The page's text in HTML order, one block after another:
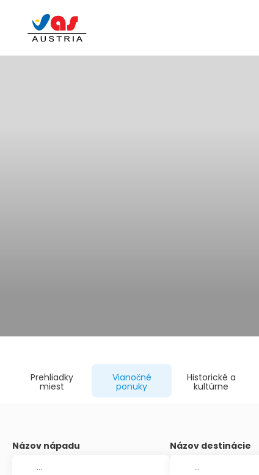
Prehliadky
miest
Vianočné
ponuky
Historické a
kultúrne
Názov nápadu Názov destinácie